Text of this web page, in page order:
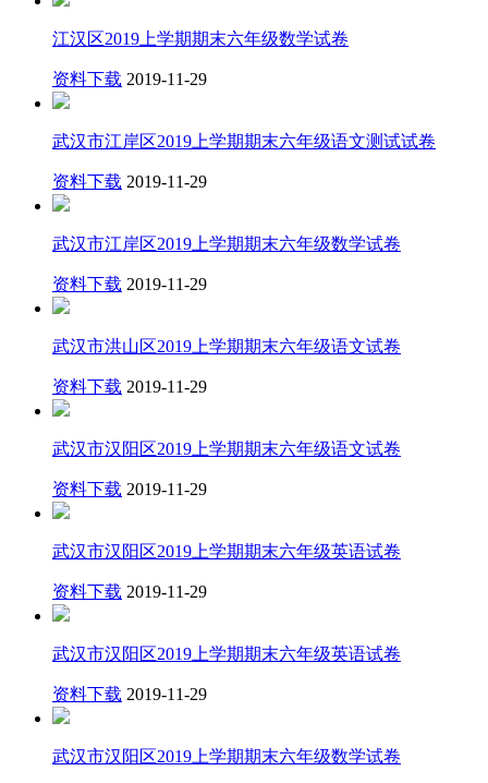
江汉区2019上学期期末六年级数学试卷
资料下载 2019-11-29
武汉市江岸区2019上学期期末六年级语文测试试卷
资料下载 2019-11-29
武汉市江岸区2019上学期期末六年级数学试卷
资料下载 2019-11-29
武汉市洪山区2019上学期期末六年级语文试卷
资料下载 2019-11-29
武汉市汉阳区2019上学期期末六年级语文试卷
资料下载 2019-11-29
武汉市汉阳区2019上学期期末六年级英语试卷
资料下载 2019-11-29
武汉市汉阳区2019上学期期末六年级英语试卷
资料下载 2019-11-29
武汉市汉阳区2019上学期期末六年级数学试卷